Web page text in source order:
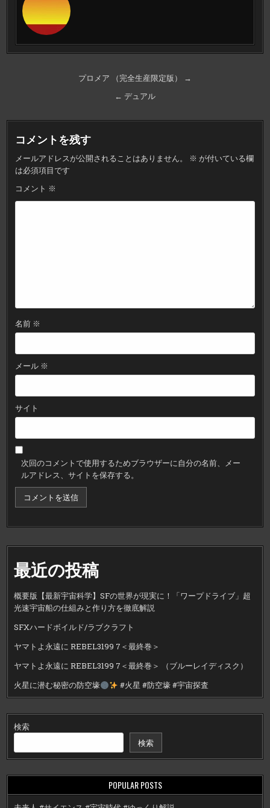
ゲ
ー
シ
ョ
プロメア （完全生産限定版） →
← デュアル
コメントを残す
メールアドレスが公開されることはありません。 ※ が付いている欄
は必須項目です
コメント ※
名前 ※
メール ※
サイト
次回のコメントで使用するためブラウザーに自分の名前、メー
ルアドレス、サイトを保存する。
最近の投稿
概要版【最新宇宙科学】SFの世界が現実に！「ワープドライブ」超
光速宇宙船の仕組みと作り方を徹底解説
SFXハードボイルド/ラブクラフト
ヤマトよ永遠に REBEL3199 7＜最終巻＞
ヤマトよ永遠に REBEL3199 7＜最終巻＞ （ブルーレイディスク）
火星に潜む秘密の防空壕
#火星 #防空壕 #宇宙探査
検索
検索
POPULAR POSTS